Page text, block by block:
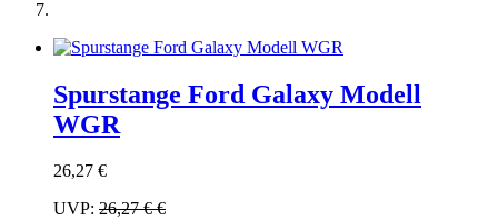
Spurstange Ford Galaxy Modell
WGR
26,27 €
UVP: 26,27 €€